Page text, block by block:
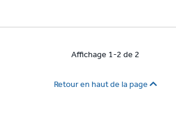
Affichage 1-2 de 2
Retour en haut de la page